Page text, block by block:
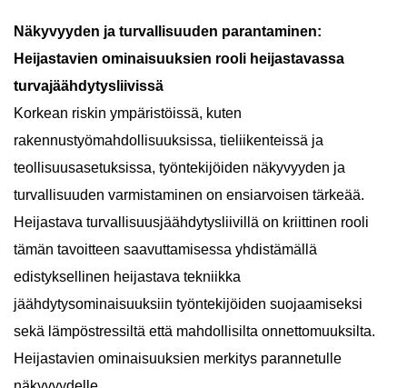
Näkyvyyden ja turvallisuuden parantaminen:
Heijastavien ominaisuuksien rooli heijastavassa
turvajäähdytysliivissä
Korkean riskin ympäristöissä, kuten
rakennustyömahdollisuuksissa, tieliikenteissä ja
teollisuusasetuksissa, työntekijöiden näkyvyyden ja
turvallisuuden varmistaminen on ensiarvoisen tärkeää.
Heijastava turvallisuusjäähdytysliivillä on kriittinen rooli
tämän tavoitteen saavuttamisessa yhdistämällä
edistyksellinen heijastava tekniikka
jäähdytysominaisuuksiin työntekijöiden suojaamiseksi
sekä lämpöstressiltä että mahdollisilta onnettomuuksilta.
Heijastavien ominaisuuksien merkitys parannetulle